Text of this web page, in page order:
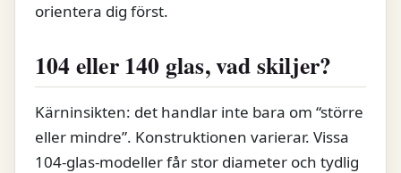
orientera dig först.
104 eller 140 glas, vad skiljer?
Kärninsikten: det handlar inte bara om “större
eller mindre”. Konstruktionen varierar. Vissa
104-glas-modeller får stor diameter och tydlig